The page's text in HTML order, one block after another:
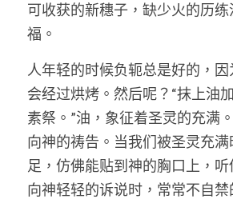
可收获的新穗子，缺少火的历
福。
人年轻的时候负轭总是好的，
会经过烘烤。然后呢？“抹上油
素祭。”油，象征着圣灵的充满
向神的祷告。当我们被圣灵充
足，仿佛能贴到神的胸口上，
向神轻轻的诉说时，常常不自